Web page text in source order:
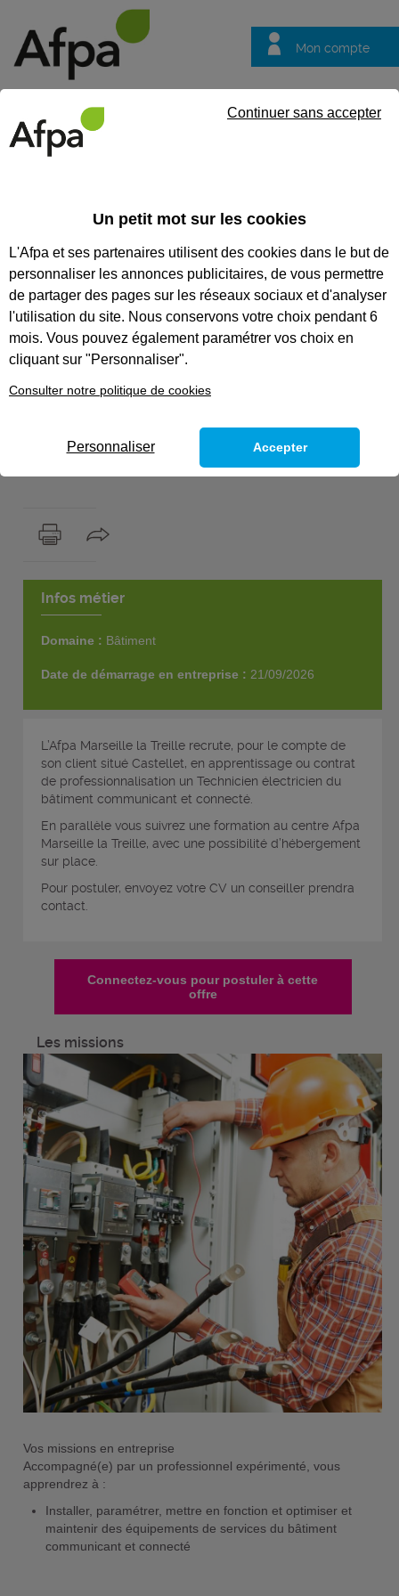
Mon compte
questions
Contrat d'apprentissage
Technicien électricien du
bâtiment communicant et
connecté en alternance au
Castellet
Infos métier
Domaine : Bâtiment
Date de démarrage en entreprise : 21/09/2026
L’Afpa Marseille la Treille recrute, pour le compte de
son client situé Castellet, en apprentissage ou contrat
de professionnalisation un Technicien électricien du
bâtiment communicant et connecté.
En parallèle vous suivrez une formation au centre Afpa
Marseille la Treille, avec une possibilité d’hébergement
sur place.
Pour postuler, envoyez votre CV un conseiller prendra
contact.
Connectez-vous pour postuler à cette
offre
Les missions
Vos missions en entreprise
Accompagné(e) par un professionnel expérimenté, vous
apprendrez à :
Installer, paramétrer, mettre en fonction et optimiser et
maintenir des équipements de services du bâtiment
communicant et connecté
REF : 2144417
Un petit mot sur les cookies
L'Afpa et ses partenaires utilisent des cookies dans le but de
personnaliser les annonces publicitaires, de vous permettre
de partager des pages sur les réseaux sociaux et d'analyser
l'utilisation du site. Nous conservons votre choix pendant 6
mois. Vous pouvez également paramétrer vos choix en
cliquant sur "Personnaliser".
Consulter notre politique de cookies
Continuer sans accepter
Personnaliser Accepter